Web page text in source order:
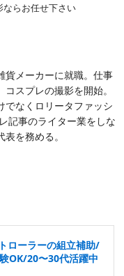
ならお任せ下さい
貨メーカーに就職。仕事
スプレの撮影を開始。
でなくロリータファッシ
記事のライター業をしな
を務める。
ローラーの組立補助/
OK/20〜30代活躍中